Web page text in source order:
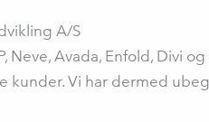
A/S
Neve, Avada, Enfold, Divi
Vi har dermed